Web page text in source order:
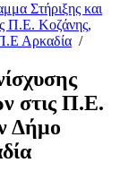
Στήριξης και
Π.Ε. Κοζάνης,
Αρκαδία /
στις Π.Ε.
Δήμο